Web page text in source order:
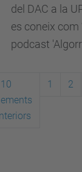
del DAC a la
es coneix com
podcast
10
1 2